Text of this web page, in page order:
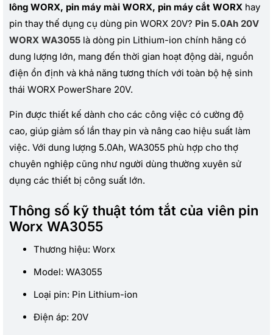
lông WORX, pin máy mài WORX, pin máy cắt WORX hay
pin thay thế dụng cụ dùng pin WORX 20V? Pin 5.0Ah 20V
WORX WA3055 là dòng pin Lithium-ion chính hãng có
dung lượng lớn, mang đến thời gian hoạt động dài, nguồn
điện ổn định và khả năng tương thích với toàn bộ hệ sinh
thái WORX PowerShare 20V.
Pin được thiết kế dành cho các công việc có cường độ
cao, giúp giảm số lần thay pin và nâng cao hiệu suất làm
việc. Với dung lượng 5.0Ah, WA3055 phù hợp cho thợ
chuyên nghiệp cũng như người dùng thường xuyên sử
dụng các thiết bị công suất lớn.
Thông số kỹ thuật tóm tắt của viên pin
Worx WA3055
Thương hiệu: Worx
Model: WA3055
Loại pin: Pin Lithium-ion
Điện áp: 20V